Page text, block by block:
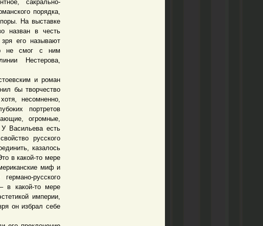
сакрально-
порядка,
На выставке
назван в честь
его называют
не смог с ним
Нестерова,
и роман
бы творчество
несомненно,
портретов
огромные,
У Васильева есть
русского
казалось
в какой-то мере
миф и
русского
в какой-то мере
империи,
он избрал себе